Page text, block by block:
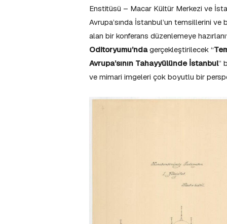
Enstitüsü – Macar Kültür Merkezi ve
Avrupa’sında İstanbul’un temsillerini ve
alan bir konferans düzenlemeye
Oditoryumu’ndagerçekleştirilecek “
Avrupa’sının Tahayyülünde İstanbul”
ve mimari imgeleri çok boyutlu bir